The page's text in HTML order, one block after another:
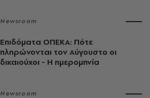
Newsroom
Επιδόματα ΟΠΕΚΑ: Πότε
πληρώνονται τον Αύγουστο οι
δικαιούχοι - Η ημερομηνία
Newsroom